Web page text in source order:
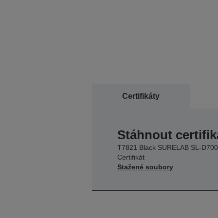
Certifikáty
Stáhnout
T7821 Black SURELAB SL-D700
Certifikát
Stažené soubory